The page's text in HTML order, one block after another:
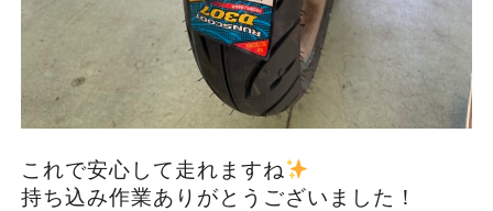
これで安心して走れますね
持ち込み作業ありがとうございました！